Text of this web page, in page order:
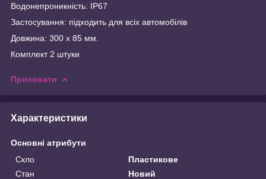
Водонепроникність: IP67
Застосування: підходить для всіх автомобілів
Довжина: 300 х 85 мм.
Комплект 2 штуки
Приховати
Характеристики
Основні атрибути
Скло
Пластикове
Стан
Новий